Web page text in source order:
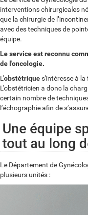
interventions chirurgicales
que la chirurgie de
avec des techniques de
équipe.
Le service est reconnu
de l'oncologie.
L'obstétriques'intéresse à la
L'obstétricien a donc la
certain nombre de
l’échographie afin de
Une équipe
tout au long
Le Département de
plusieurs unités :